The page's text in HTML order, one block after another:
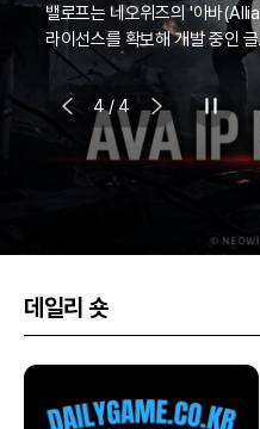
밸로프는 네오위즈의 '아바
라이선스를 확보해 개발 중인
리버스(AVA RE:BIRTH)'를 연
'아바'는 네오위즈가 개발한 온
1000만 명 이상을 기록한 대
남미 등에서 장기 서비스되며
특히 일본에서는 누적 이용자
이상을 기록했으며, 현지 e스
4 / 4
데일리 숏